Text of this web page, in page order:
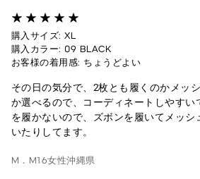
購入サイズ: XL
購入カラー: 09 BLACK
お客様の着用感: ちょうどよい
その日の気分で、2枚とも履くのかメッ
か選べるので、コーディネートしやすい
を履かないので、ズボンを履いてメッシ
いたりしてます。
M．M16女性沖縄県